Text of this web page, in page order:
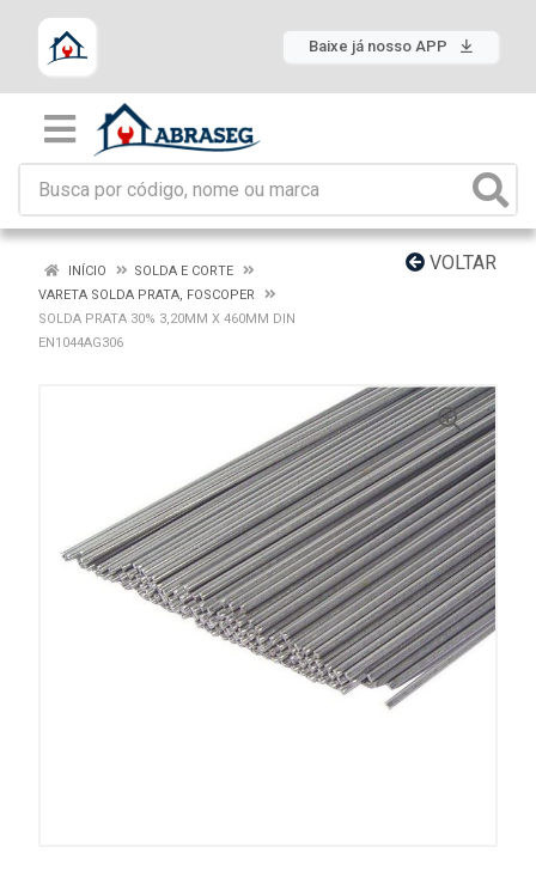
Baixe já nosso APP
VOLTAR
INÍCIO
SOLDA E CORTE
VARETA SOLDA PRATA, FOSCOPER
SOLDA PRATA 30% 3,20MM X 460MM DIN
EN1044AG306